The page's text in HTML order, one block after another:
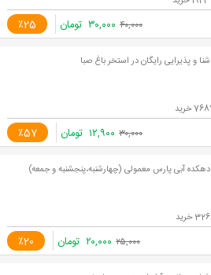
٪25 ۴۰,۰۰۰ ۳۰,۰۰۰ تومان
شنا و پذیرایی رایگان در استخر باغ صبا
٪57 ۳۰,۰۰۰ ۱۲,۹۰۰ تومان
دهکده آبی پارس معمولی (چهارشنبه،پنجشنبه و جمعه)
٪20 ۲۵,۰۰۰ ۲۰,۰۰۰ تومان